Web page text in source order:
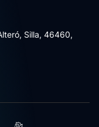
Silla, 46460,